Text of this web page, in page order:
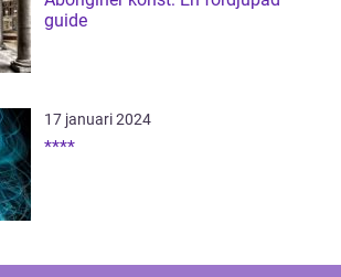
guide
17 januari 2024
****